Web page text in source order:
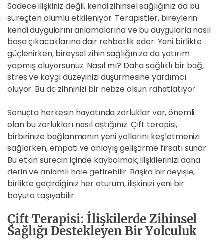
Sadece ilişkiniz değil, kendi zihinsel sağlığınız da bu
süreçten olumlu etkileniyor. Terapistler, bireylerin
kendi duygularını anlamalarına ve bu duygularla nasıl
başa çıkacaklarına dair rehberlik eder. Yani birlikte
güçlenirken, bireysel zihin sağlığınıza da yatırım
yapmış oluyorsunuz. Nasıl mı? Daha sağlıklı bir bağ,
stres ve kaygı düzeyinizi düşürmesine yardımcı
oluyor. Bu da zihninizi bir nebze olsun rahatlatıyor.
Sonuçta herkesin hayatında zorluklar var, önemli
olan bu zorlukları nasıl aştığınız. Çift terapisi,
birbirinize bağlanmanın yeni yollarını keşfetmenizi
sağlarken, empati ve anlayış geliştirme fırsatı sunar.
Bu etkin sürecin içinde kaybolmak, ilişkilerinizi daha
derin ve anlamlı hale getirebilir. Başka bir deyişle,
birlikte geçirdiğiniz her oturum, ilişkinizi yeni bir
boyuta taşıyabilir.
Çift Terapisi: İlişkilerde Zihinsel
Sağlığı Destekleyen Bir Yolculuk